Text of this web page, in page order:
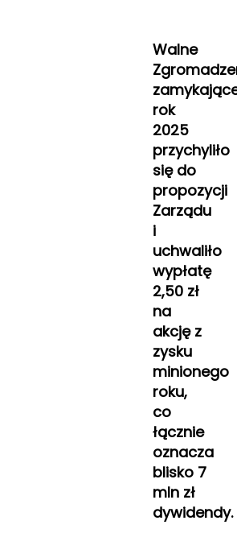
Walne
rok
2025
przychyliło
się do
propozycji
Zarządu
i
uchwaliło
wypłatę
2,50 zł
na
akcję z
zysku
minionego
roku,
co
łącznie
oznacza
blisko 7
mln zł
dywidendy.